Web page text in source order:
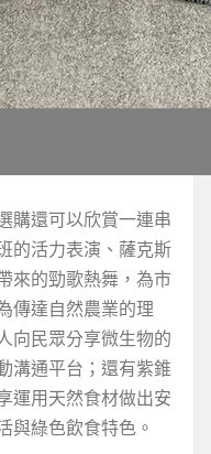
購還可以欣賞一連串
的活力表演、薩克斯
來的勁歌熱舞，為市
傳達自然農業的理
向民眾分享微生物的
溝通平台；還有紫錐
運用天然食材做出安
與綠色飲食特色。